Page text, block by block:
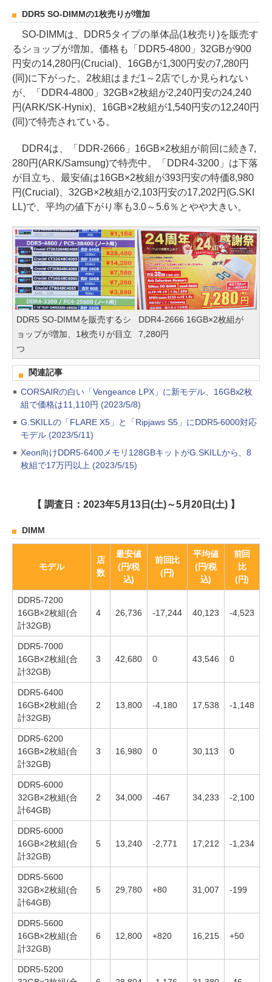
DDR5 SO-DIMMの1枚売りが増加
SO-DIMMは、DDR5タイプの単体品(1枚売り)を販売す
るショップが増加。価格も「DDR5-4800」32GBが900
円安の14,280円(Crucial)、16GBが1,300円安の7,280円
(同)に下がった。2枚組はまだ1～2店でしか見られない
が、「DDR4-4800」32GB×2枚組が2,240円安の24,240
円(ARK/SK-Hynix)、16GB×2枚組が1,540円安の12,240円
(同)で特売されている。
DDR4は、「DDR-2666」16GB×2枚組が前回に続き7,
280円(ARK/Samsung)で特売中。「DDR4-3200」は下落
が目立ち、最安値は16GB×2枚組が393円安の特価8,980
円(Crucial)、32GB×2枚組が2,103円安の17,202円(G.SKI
LL)で、平均の値下がり率も3.0～5.6％とやや大きい。
DDR5 SO-DIMMを販売するシ
ョップが増加、1枚売りが目立
つ
DDR4-2666 16GB×2枚組が
7,280円
関連記事
CORSAIRの白い「Vengeance LPX」に新モデル、16GBx2枚
組で価格は11,110円 (2023/5/8)
G.SKILLの「FLARE X5」と「Ripjaws S5」にDDR5-6000対応
モデル (2023/5/11)
Xeon向けDDR5-6400メモリ128GBキットがG.SKILLから、8
枚組で17万円以上 (2023/5/15)
【 調査日：2023年5月13日(土)～5月20日(土) 】
DIMM
モデル
店
数
最安値
(円/税
込)
前回比
(円)
平均値
(円/税
込)
前回
比
(円)
DDR5-7200
16GB×2枚組(合
計32GB)
4 26,736 -17,244 40,123 -4,523
DDR5-7000
16GB×2枚組(合
計32GB)
3 42,680 0 43,546 0
DDR5-6400
16GB×2枚組(合
計32GB)
2 13,800 -4,180 17,538 -1,148
DDR5-6200
16GB×2枚組(合
計32GB)
3 16,980 0 30,113 0
DDR5-6000
32GB×2枚組(合
計64GB)
2 34,000 -467 34,233 -2,100
DDR5-6000
16GB×2枚組(合
計32GB)
5 13,240 -2,771 17,212 -1,234
DDR5-5600
32GB×2枚組(合
計64GB)
5 29,780 +80 31,007 -199
DDR5-5600
16GB×2枚組(合
計32GB)
6 12,800 +820 16,215 +50
DDR5-5200